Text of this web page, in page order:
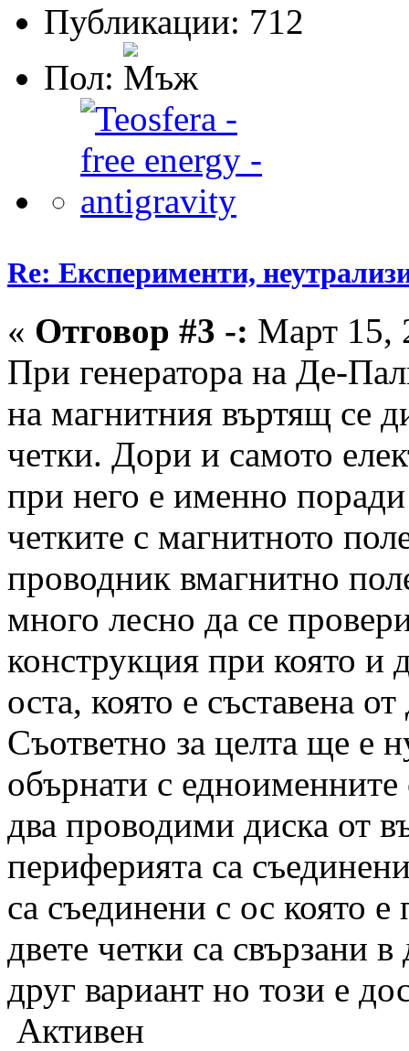
Публикации: 712
Пол:
Re: Експерименти,
« Отговор #3 -: Март 15,
При генератора на Де-
на магнитния въртящ се
четки. Дори и самото
при него е именно
четките с магнитното
проводник вмагнитно
много лесно да се
конструкция при която и
оста, която е съставена
Съответно за целта ще е
обърнати с
два проводими диска от
периферията са
са съединени с ос която
двете четки са свързани
друг вариант но този е
Активен